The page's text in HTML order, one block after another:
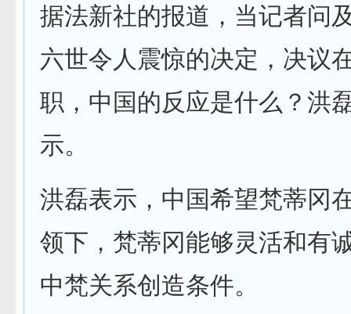
据法新社的报道，当记者问
六世令人震惊的决定，决议
职，中国的反应是什么？洪
示。
洪磊表示，中国希望梵蒂冈
领下，梵蒂冈能够灵活和有
中梵关系创造条件。